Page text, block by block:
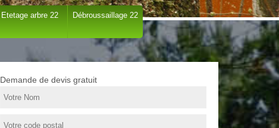
Etetage arbre 22 Débroussaillage 22
Demande de devis gratuit